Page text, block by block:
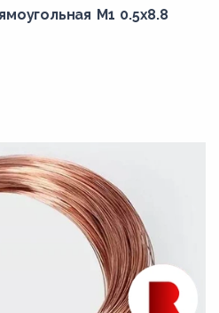
М1 0.5x8.8